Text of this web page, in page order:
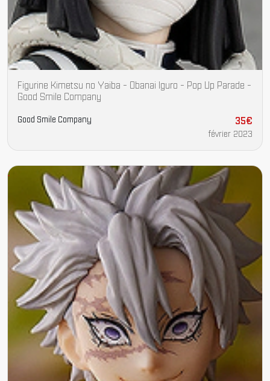
Figurine Kimetsu no Yaiba - Obanai Iguro - Pop Up Parade -
Good Smile Company
Good Smile Company 35€
février 2023